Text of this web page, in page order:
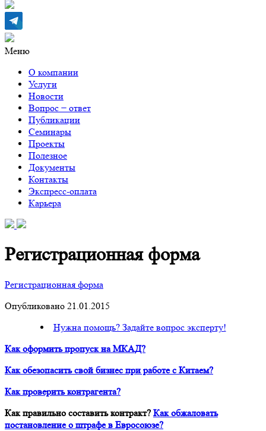
Меню
О компании
Услуги
Новости
Вопрос − ответ
Публикации
Семинары
Проекты
Полезное
Документы
Контакты
Экспресс-оплата
Карьера
Регистрационная форма
Регистрационная форма
Опубликовано 21.01.2015
Нужна помощь? Задайте вопрос эксперту!
Как оформить пропуск на МКАД?
Как обезопасить свой бизнес при работе с Китаем?
Как проверить контрагента?
Как правильно составить контракт? Как обжаловать
постановление о штрафе в Евросоюзе?